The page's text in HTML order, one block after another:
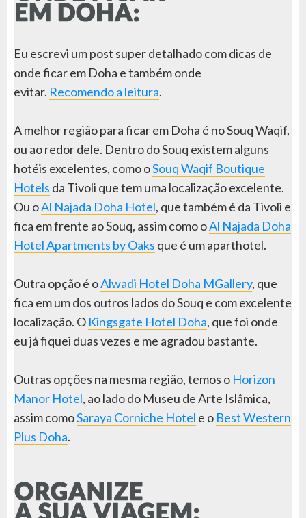
Eu escrevi um post super detalhado com dicas de
onde ficar em Doha e também onde
evitar. Recomendo a leitura.
A melhor região para ficar em Doha é no Souq Waqif,
ou ao redor dele. Dentro do Souq existem alguns
hotéis excelentes, como oSouq Waqif Boutique
Hotels da Tivoli que tem uma localização excelente.
Ou oAl Najada Doha Hotel, que também é da Tivoli e
fica em frente ao Souq, assim como oAl Najada Doha
Hotel Apartments by Oaks que é um aparthotel.
Outra opção é oAlwadi Hotel Doha MGallery, que
fica em um dos outros lados do Souq e com excelente
localização. O Kingsgate Hotel Doha, que foi onde
eu já fiquei duas vezes e me agradou bastante.
Outras opções na mesma região, temos o Horizon
Manor Hotel, ao lado do Museu de Arte Islâmica,
assim comoSaraya Corniche Hotel e o Best Western
Plus Doha.